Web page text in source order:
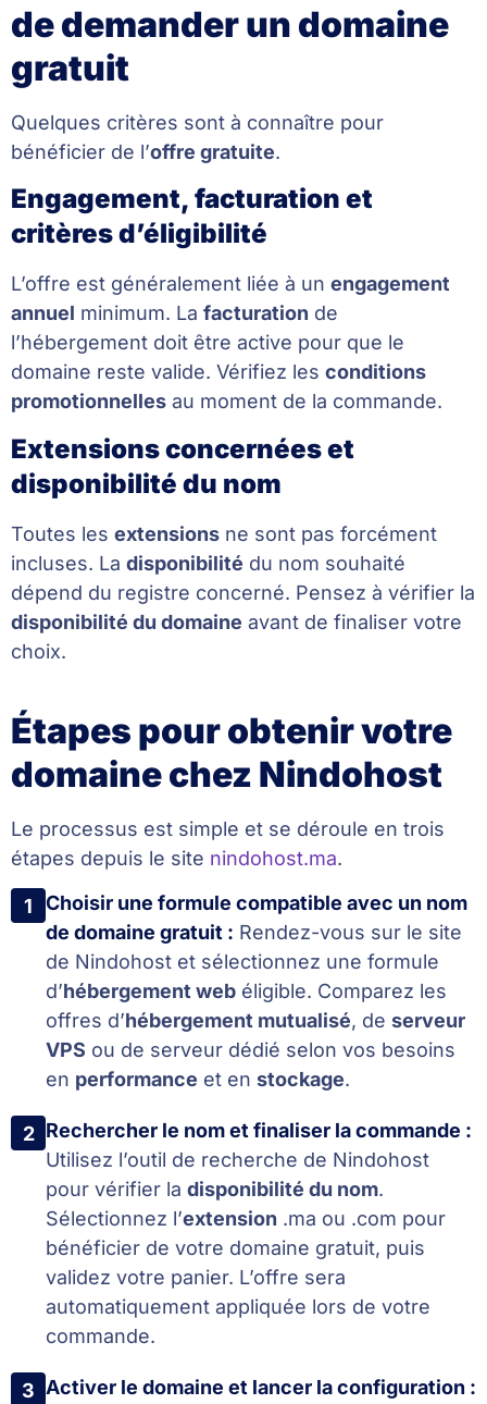
de demander un domaine
gratuit
Quelques critères sont à connaître pour
bénéficier de l’offre gratuite.
Engagement, facturation et
critères d’éligibilité
L’offre est généralement liée à un engagement
annuel minimum. La facturation de
l’hébergement doit être active pour que le
domaine reste valide. Vérifiez les conditions
promotionnelles au moment de la commande.
Extensions concernées et
disponibilité du nom
Toutes les extensions ne sont pas forcément
incluses. La disponibilité du nom souhaité
dépend du registre concerné. Pensez à vérifier la
disponibilité du domaine avant de finaliser votre
choix.
Étapes pour obtenir votre
domaine chez Nindohost
Le processus est simple et se déroule en trois
étapes depuis le site nindohost.ma.
1
Choisir une formule compatible avec un nom
de domaine gratuit : Rendez-vous sur le site
de Nindohost et sélectionnez une formule
d’hébergement web éligible. Comparez les
offres d’hébergement mutualisé, de serveur
VPS ou de serveur dédié selon vos besoins
en performance et en stockage.
2 Rechercher le nom et finaliser la commande :
Utilisez l’outil de recherche de Nindohost
pour vérifier la disponibilité du nom.
Sélectionnez l’extension .ma ou .com pour
bénéficier de votre domaine gratuit, puis
validez votre panier. L’offre sera
automatiquement appliquée lors de votre
commande.
3 Activer le domaine et lancer la configuration :